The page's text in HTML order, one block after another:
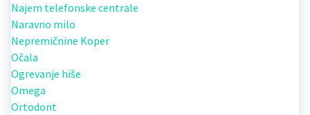
Najem telefonske centrale
Naravno milo
Nepremičnine Koper
Očala
Ogrevanje hiše
Omega
Ortodont